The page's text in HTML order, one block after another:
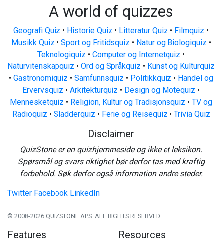
A world of quizzes
Geografi Quiz • Historie Quiz • Litteratur Quiz • Filmquiz •
Musikk Quiz • Sport og Fritidsquiz • Natur og Biologiquiz •
Teknologiquiz • Computer og Internetquiz •
Naturvitenskapquiz • Ord og Språkquiz • Kunst og Kulturquiz
• Gastronomiquiz • Samfunnsquiz • Politikkquiz • Handel og
Ervervsquiz • Arkitekturquiz • Design og Motequiz •
Mennesketquiz • Religion, Kultur og Tradisjonsquiz • TV og
Radioquiz • Sladderquiz • Ferie og Reisequiz • Trivia Quiz
Disclaimer
QuizStone er en quizhjemmeside og ikke et leksikon.
Spørsmål og svars riktighet bør derfor tas med kraftig
forbehold. Søk derfor også information andre steder.
Twitter Facebook LinkedIn
© 2008-2026 QUIZSTONE APS. ALL RIGHTS RESERVED.
Features Resources